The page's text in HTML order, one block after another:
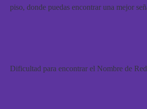
piso, donde puedas encontrar una mejor
Dificultad para encontrar el Nombre de